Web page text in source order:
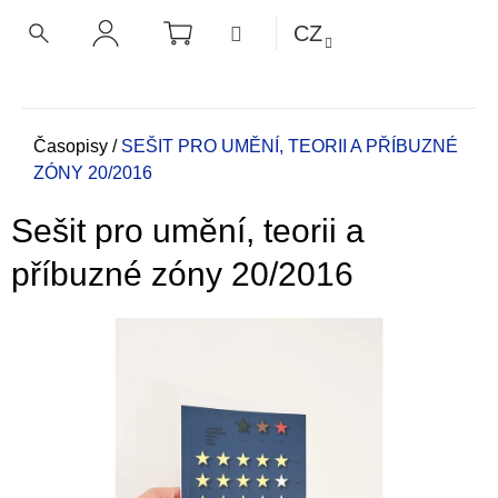
NÁKUPNÍ
KOŠÍK MENUCZ
Domů
Časopisy / SEŠIT PRO UMĚNÍ, TEORII A PŘÍBUZNÉ
ZÓNY 20/2016
Sešit pro umění, teorii a
příbuzné zóny 20/2016
ZPĚT
ZPĚT
o
p
t
ř
e